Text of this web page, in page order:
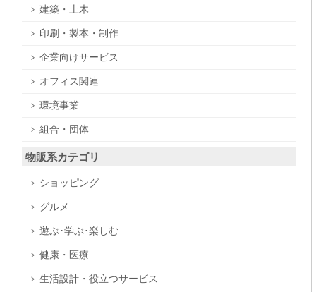
建築・土木
印刷・製本・制作
企業向けサービス
オフィス関連
環境事業
組合・団体
物販系カテゴリ
ショッピング
グルメ
遊ぶ･学ぶ･楽しむ
健康・医療
生活設計・役立つサービス